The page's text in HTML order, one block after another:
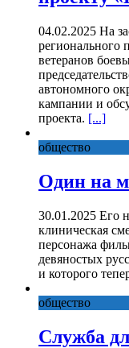
04.02.2025 На
регионального
ветеранов
автономного
кампании и
проекта. [...]
общество
Один на
30.01.2025 Его
клиническая
персонажа
девяностых
и которого
общество
Служба